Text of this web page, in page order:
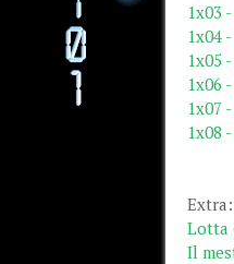
1x03
1x04
1x05
1x06
1x07
1x08
Extra:
Lotta
Il